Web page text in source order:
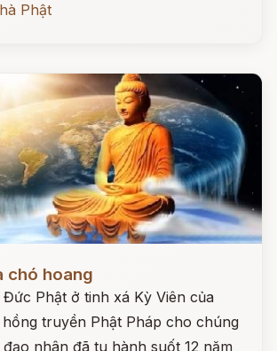
Phật
chó hoang
Phật ở tinh xá Kỳ Viên của
hồng truyền Phật Pháp cho chúng
nhân đã tu hành suốt 12 năm